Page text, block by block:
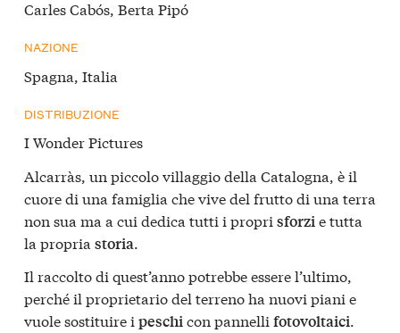
Carles Cabós, Berta Pipó
NAZIONE
Spagna, Italia
DISTRIBUZIONE
I Wonder Pictures
Alcarràs, un piccolo villaggio della Catalogna, è il
cuore di una famiglia che vive del frutto di una terra
non sua ma a cui dedica tutti i propri sforzie tutta
la propria storia.
Il raccolto di quest’anno potrebbe essere l’ultimo,
perché il proprietario del terreno ha nuovi piani e
vuole sostituire i peschicon pannelli fotovoltaici.